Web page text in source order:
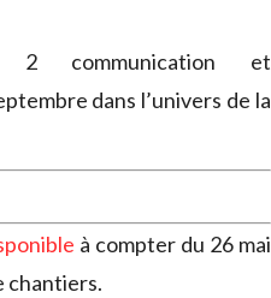
communication et
dans l’univers de la
à compter du 26 mai
chantiers.